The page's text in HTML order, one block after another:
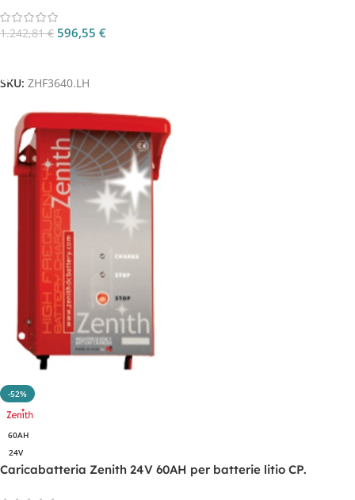
1.242,81€ 596,55 €
SKU: ZHF3640.LH
-52%
60AH
24V
Caricabatteria Zenith 24V 60AH per batterie litio CP.